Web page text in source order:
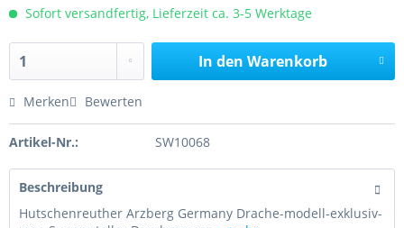
Sofort versandfertig, Lieferzeit ca. 3-5 Werktage
In den Warenkorb
Merken Bewerten
Artikel-Nr.: SW10068
Beschreibung
Hutschenreuther Arzberg Germany Drache-modell-exklusiv-